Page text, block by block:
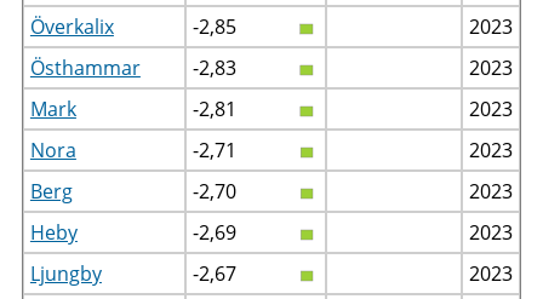
Överkalix
-2,85
2023
Östhammar
-2,83
2023
Mark
-2,81
2023
Nora
-2,71
2023
Berg
-2,70
2023
Heby
-2,69
2023
Ljungby
-2,67
2023